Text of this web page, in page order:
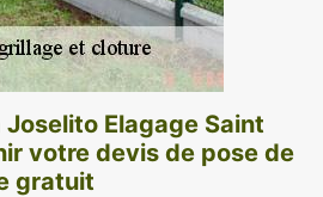
Elagage Saint
votre devis de pose de
gratuit